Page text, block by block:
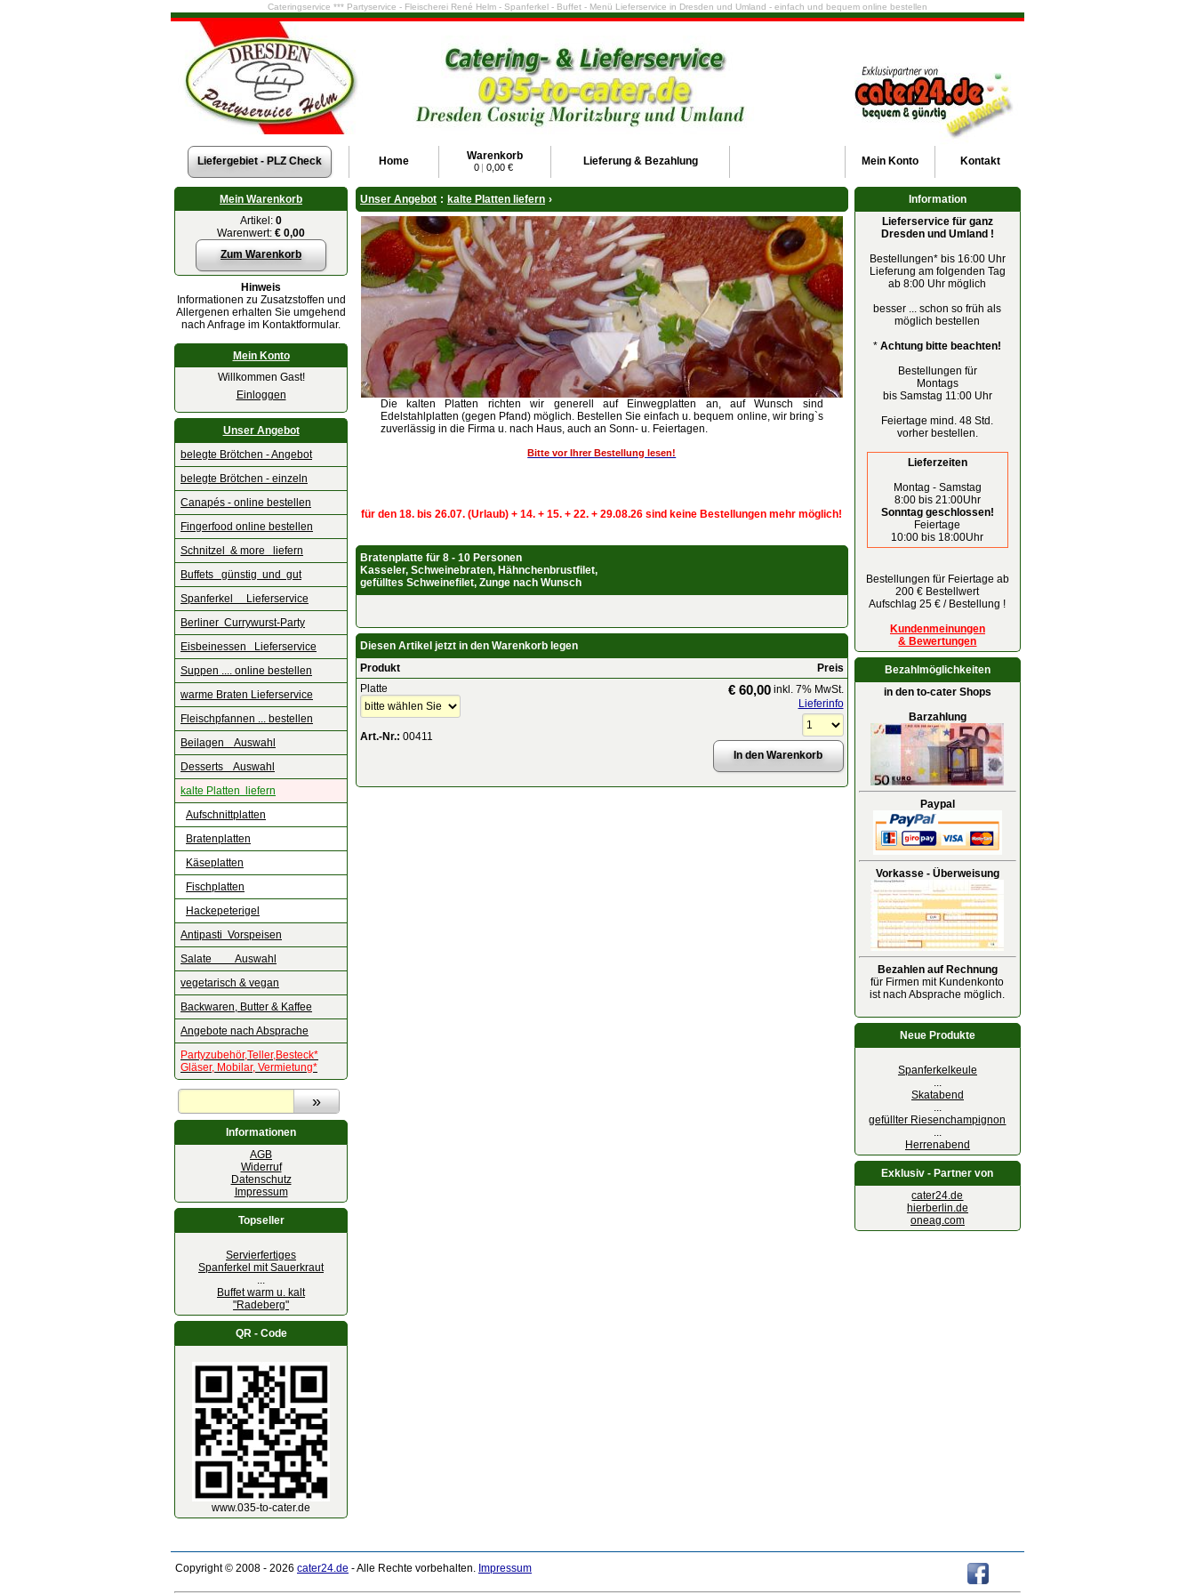
Cateringservice *** Partyservice - Fleischerei René Helm - Spanferkel - Buffet - Menü Lieferservice in Dresden und Umland - einfach und bequem online bestellen
Liefergebiet - PLZ Check Home Warenkorb
0 | 0,00 € Lieferung & Bezahlung Kontakt
Mein Konto
Mein Warenkorb
Artikel: 0
Warenwert: € 0,00
Zum Warenkorb
Hinweis
Informationen zu Zusatzstoffen und
Allergenen erhalten Sie umgehend
nach Anfrage im Kontaktformular.
Mein Konto
Willkommen Gast!
Einloggen
Unser Angebot
belegte Brötchen - Angebot
belegte Brötchen - einzeln
Canapés - online bestellen
Fingerfood online bestellen
Schnitzel & more liefern
Buffets günstig und gut
Spanferkel Lieferservice
Berliner Currywurst-Party
Eisbeinessen Lieferservice
Suppen .... online bestellen
warme Braten Lieferservice
Fleischpfannen ... bestellen
Beilagen Auswahl
Desserts Auswahl
kalte Platten liefern
Aufschnittplatten
Bratenplatten
Käseplatten
Fischplatten
Hackepeterigel
Antipasti Vorspeisen
Salate Auswahl
vegetarisch & vegan
Backwaren, Butter & Kaffee
Angebote nach Absprache
Partyzubehör,Teller,Besteck*
Gläser, Mobilar, Vermietung*
Informationen
AGB
Widerruf
Datenschutz
Impressum
Topseller
Servierfertiges
Spanferkel mit Sauerkraut
...
Buffet warm u. kalt
"Radeberg"
QR - Code
www.035-to-cater.de
Unser Angebot : kalte Platten liefern ›
Die kalten Platten richten wir generell auf Einwegplatten an, auf Wunsch sind
Edelstahlplatten (gegen Pfand) möglich. Bestellen Sie einfach u. bequem online, wir bring`s
zuverlässig in die Firma u. nach Haus, auch an Sonn- u. Feiertagen.
Bitte vor Ihrer Bestellung lesen!
für den 18. bis 26.07. (Urlaub) + 14. + 15. + 22. + 29.08.26 sind keine Bestellungen mehr möglich!
Bratenplatte für 8 - 10 Personen
Kasseler, Schweinebraten, Hähnchenbrustfilet,
gefülltes Schweinefilet, Zunge nach Wunsch
Diesen Artikel jetzt in den Warenkorb legen
Produkt
Preis
Platte
Art.-Nr.: 00411
€ 60,00inkl. 7% MwSt.
Lieferinfo
Information
Lieferservice für ganz
Dresden und Umland !
Bestellungen* bis 16:00 Uhr
Lieferung am folgenden Tag
ab 8:00 Uhr möglich
besser ... schon so früh als
möglich bestellen
*Achtung bitte beachten!
Bestellungen für
Montags
bis Samstag 11:00 Uhr
Feiertage mind. 48 Std.
vorher bestellen.
Lieferzeiten
Montag - Samstag
8:00 bis 21:00Uhr
Sonntag geschlossen!
Feiertage
10:00 bis 18:00Uhr
Bestellungen für Feiertage ab
200 € Bestellwert
Aufschlag 25 € / Bestellung !
Kundenmeinungen
& Bewertungen
Bezahlmöglichkeiten
in den to-cater Shops
Barzahlung
Paypal
Vorkasse - Überweisung
Bezahlen auf Rechnung
für Firmen mit Kundenkonto
ist nach Absprache möglich.
Neue Produkte
Spanferkelkeule
...
Skatabend
...
gefüllter Riesenchampignon
...
Herrenabend
Exklusiv - Partner von
cater24.de
hierberlin.de
oneag.com
Copyright © 2008 - 2026 cater24.de - Alle Rechte vorbehalten. Impressum